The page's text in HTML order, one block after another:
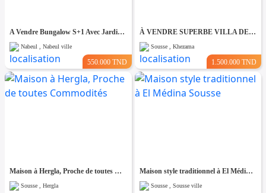
A Vendre Bungalow S+1 Avec Jardin à Club Farah, Nabeul
Nabeul , Nabeul ville
550.000 TND
À VENDRE SUPERBE VILLA DE 760 m² À KHZEMA OUEST
Sousse , Khezama
1.500.000 TND
Maison à Hergla, Proche de toutes Commodités
Sousse , Hergla
Maison style traditionnel à El Médina Sousse
Sousse , Sousse ville